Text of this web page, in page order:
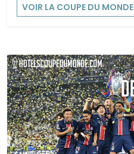
VOIR LA COUPE DU MONDE